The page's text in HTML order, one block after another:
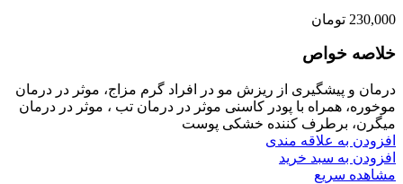
230,000 تومان
خلاصه خواص
درمان و پیشگیری از ریزش مو در افراد گرم مزاج، موثر در درمان
موخوره، همراه با پودر کاسنی موثر در درمان تب ، موثر در درمان
میگرن، برطرف کننده خشکی پوست
افزودن به علاقه مندی
افزودن به سبد خرید
مشاهده سریع